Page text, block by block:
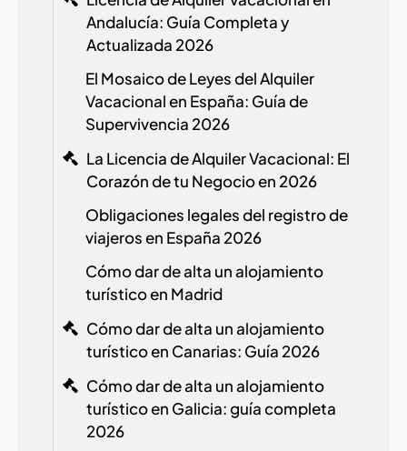
Andalucía: Guía Completa y
Actualizada 2026
El Mosaico de Leyes del Alquiler
Vacacional en España: Guía de
Supervivencia 2026
La Licencia de Alquiler Vacacional: El
Corazón de tu Negocio en 2026
Obligaciones legales del registro de
viajeros en España 2026
Cómo dar de alta un alojamiento
turístico en Madrid
Cómo dar de alta un alojamiento
turístico en Canarias: Guía 2026
Cómo dar de alta un alojamiento
turístico en Galicia: guía completa
2026